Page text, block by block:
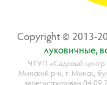
Copyright © 2013-
лyкoвичныe,
ЧТУП «Садовый центр
Минский р-н, г. Минск,
зарегистрирован